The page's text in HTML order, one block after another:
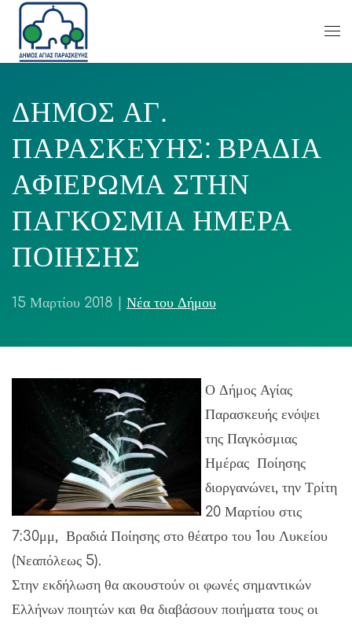
ΔΗΜΟΣ ΑΓ.
ΠΑΡΑΣΚΕΥΗΣ: ΒΡΑΔΙΑ
ΑΦΙΕΡΩΜΑ ΣΤΗΝ
ΠΑΓΚΟΣΜΙΑ ΗΜΕΡΑ
ΠΟΙΗΣΗΣ
15 Μαρτίου 2018 Νέα του Δήμου
Ο Δήμος Αγίας
Παρασκευής ενόψει
της Παγκόσμιας
Ημέρας Ποίησης
διοργανώνει, την Τρίτη
20 Μαρτίου στις
7:30μμ, Βραδιά Ποίησης στο θέατρο του 1ου Λυκείου
(Νεαπόλεως 5).
Στην εκδήλωση θα ακουστούν οι φωνές σημαντικών
Ελλήνων ποιητών και θα διαβάσουν ποιήματα τους οι